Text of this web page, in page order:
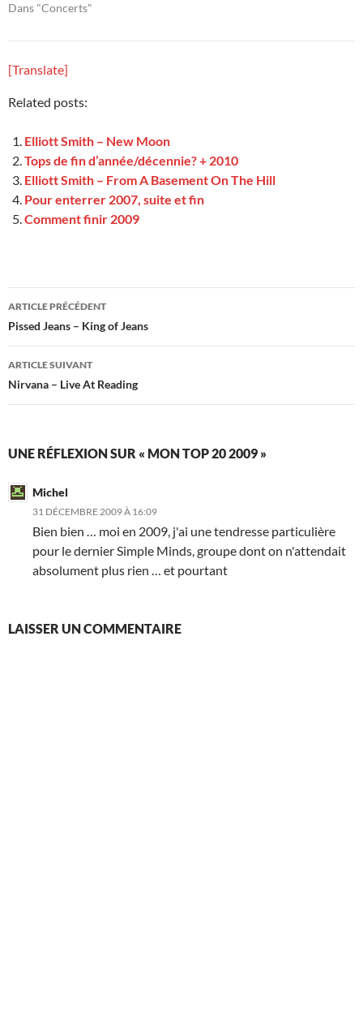
Dans "Concerts"
[Translate]
Related posts:
Elliott Smith – New Moon
Tops de fin d’année/décennie? + 2010
Elliott Smith – From A Basement On The Hill
Pour enterrer 2007, suite et fin
Comment finir 2009
Navigation
des
articles
ARTICLE PRÉCÉDENT
Pissed Jeans – King of Jeans
ARTICLE SUIVANT
Nirvana – Live At Reading
UNE RÉFLEXION SUR « MON TOP 20 2009 »
Michel
31 DÉCEMBRE 2009 À 16:09
Bien bien … moi en 2009, j'ai une tendresse particulière
pour le dernier Simple Minds, groupe dont on n'attendait
absolument plus rien … et pourtant
LAISSER UN COMMENTAIRE